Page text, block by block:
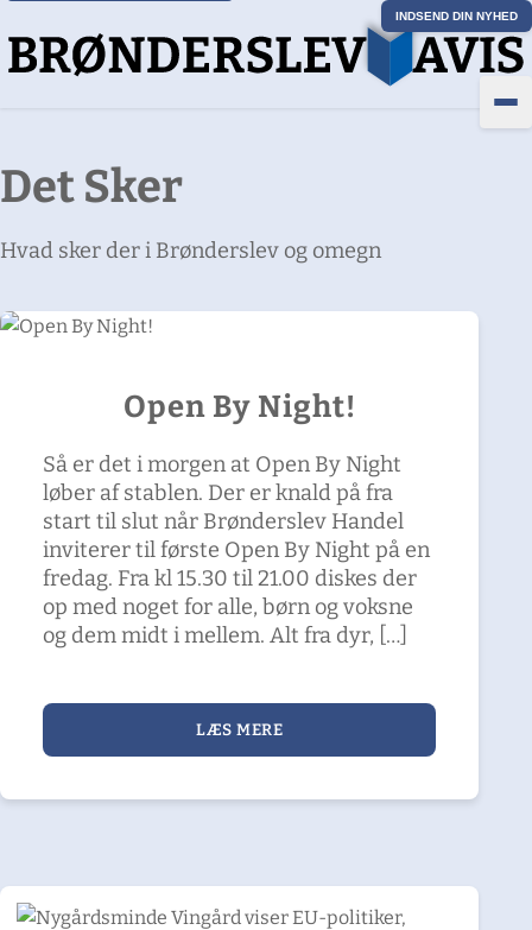
INDSEND DIN NYHED
Det Sker
Hvad sker der i Brønderslev og omegn
Open By Night!
Så er det i morgen at Open By Night
løber af stablen. Der er knald på fra
start til slut når Brønderslev Handel
inviterer til første Open By Night på en
fredag. Fra kl 15.30 til 21.00 diskes der
op med noget for alle, børn og voksne
og dem midt i mellem. Alt fra dyr, […]
LÆS MERE